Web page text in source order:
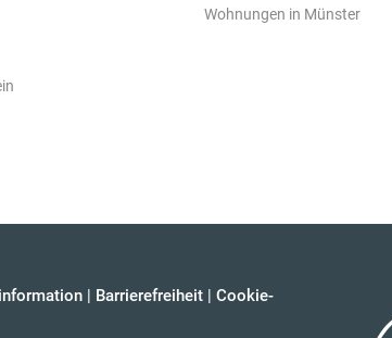
Wohnungen in Münster
| Barrierefreiheit | Cookie-